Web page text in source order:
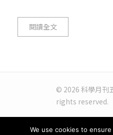
閱讀全文
© 2026 科學月刊
rights reserved.
We use cookies to